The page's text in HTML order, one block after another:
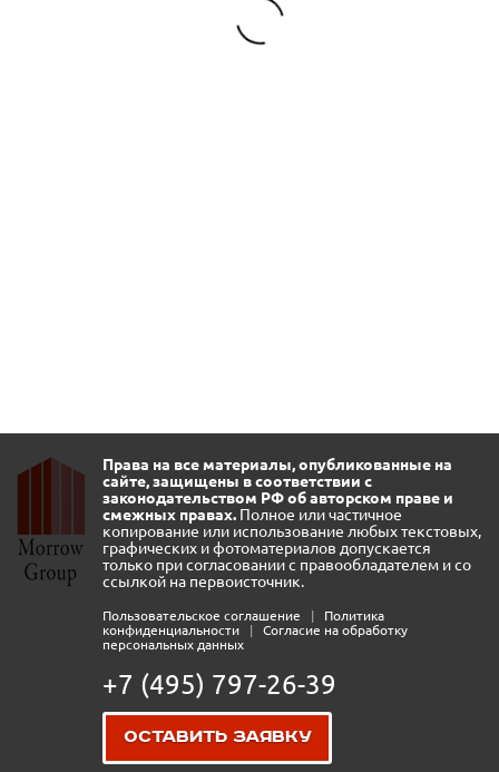
Права на все материалы, опубликованные на
сайте, защищены в соответствии с
законодательством РФ об авторском праве и
смежных правах. Полное или частичное
копирование или использование любых текстовых,
графических и фотоматериалов допускается
только при согласовании с правообладателем и со
ссылкой на первоисточник.
Пользовательское соглашение |
Политика
конфиденциальности
|
Согласие на обработку
персональных данных
+7 (495) 797-26-39
Оставить заявку